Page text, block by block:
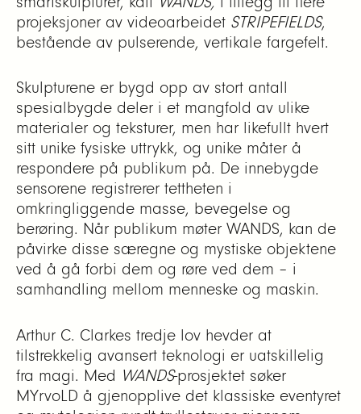
projeksjoner av videoarbeidet STRIPEFIELDS,
bestående av pulserende, vertikale fargefelt.
Skulpturene er bygd opp av stort antall
spesialbygde deler i et mangfold av ulike
materialer og teksturer, men har likefullt hvert
sitt unike fysiske uttrykk, og unike måter å
respondere på publikum på. De innebygde
sensorene registrerer tettheten i
omkringliggende masse, bevegelse og
berøring. Når publikum møter WANDS, kan de
påvirke disse særegne og mystiske objektene
ved å gå forbi dem og røre ved dem – i
samhandling mellom menneske og maskin.
Arthur C. Clarkes tredje lov hevder at
tilstrekkelig avansert teknologi er uatskillelig
fra magi. Med WANDS-prosjektet søker
MYrvoLD å gjenopplive det klassiske eventyret